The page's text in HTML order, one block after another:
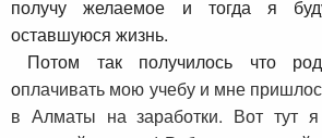
получу желаемое и тогда я
оставшуюся жизнь.
Потом так получилось что
оплачивать мою учебу и мне
в Алматы на заработки. Вот тут я